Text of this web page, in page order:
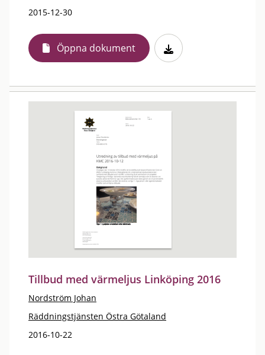
2015-12-30
Öppna dokument
Tillbud med värmeljus Linköping 2016
Nordström Johan
Räddningstjänsten Östra Götaland
2016-10-22